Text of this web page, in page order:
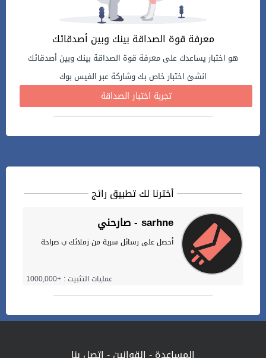
معرفة قوة الصداقة بينك وبين أصدقائك
هو اختبار يساعدك على معرفة قوة الصداقة بينك وبين أصدقائك
انشئ اختبار خاص بك وشاركة عبر الفيس بوك
تجربة اختبار الصداقة
أخترنا لك تطبيق رائج
صارحني - sarhne
أحصل على رسائل سرية من زملائك ب صراحة
عمليات التثبيت : +1000,000